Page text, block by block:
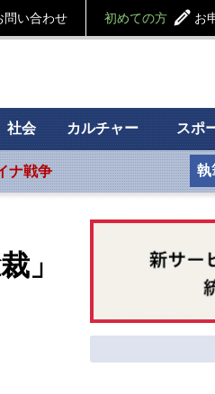
問い合わせ 初めての方 お
社会 カルチャー スポ
ナ戦争 執
」